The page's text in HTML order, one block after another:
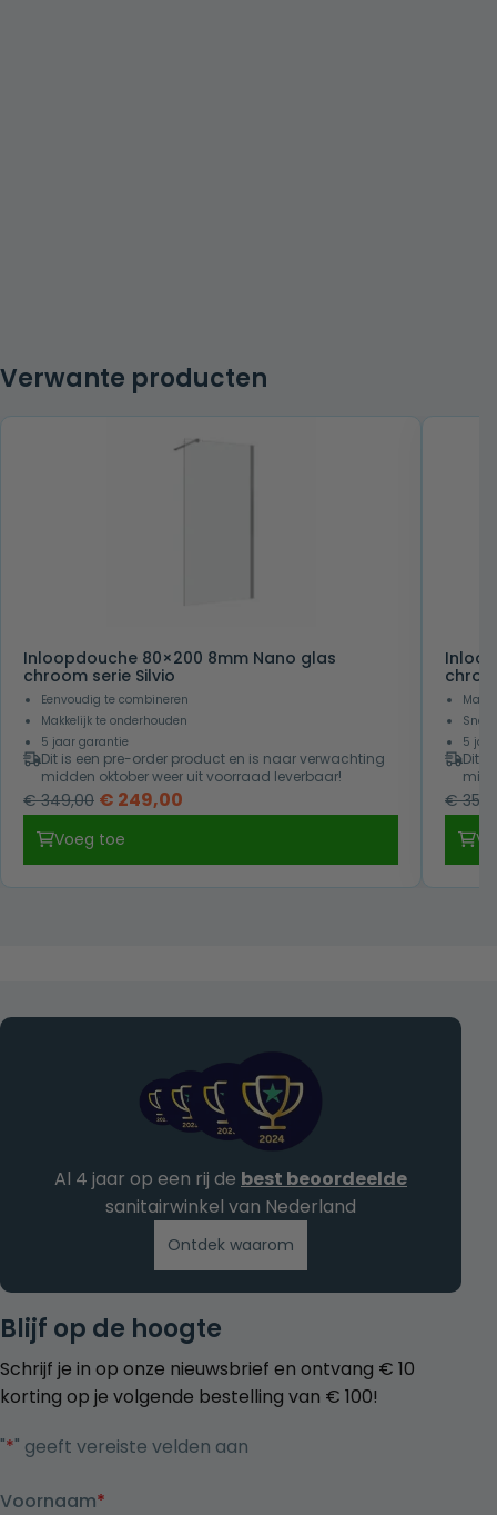
Verwante producten
Inloopdouche 80×200 8mm Nano glas
chroom serie Silvio
Eenvoudig te combineren
Makkelijk te onderhouden
5 jaar garantie
Dit is een pre-order product en is naar verwachting
midden oktober weer uit voorraad leverbaar!
€349,00 Oorspronkelijke
€ 349,00.
€ 249,00
€ 249,00.
Voeg toe
Snel
5
Dit
€
Blijf op de hoogte
Schrijf je in op onze nieuwsbrief en ontvang € 10
korting op je volgende bestelling van € 100!
"*" geeft vereiste velden aan
Voornaam*
Al 4 jaar op een rij de best beoordeelde
sanitairwinkel van Nederland
Ontdek waarom